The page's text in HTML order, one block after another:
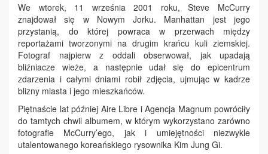
We wtorek, 11 września 2001 roku, Steve McCurry
znajdował się w Nowym Jorku. Manhattan jest jego
przystanią, do której powraca w przerwach między
reportażami tworzonymi na drugim krańcu kuli ziemskiej.
Fotograf najpierw z oddali obserwował, jak upadają
bliźniacze wieże, a następnie udał się do epicentrum
zdarzenia i całymi dniami robił zdjęcia, ujmując w kadrze
blizny miasta i jego mieszkańców.
Piętnaście lat później Aire Libre i Agencja Magnum powróciły
do tamtych chwil albumem, w którym wykorzystano zarówno
fotografie McCurry’ego, jak i umiejętności niezwykle
utalentowanego koreańskiego rysownika Kim Jung Gi.